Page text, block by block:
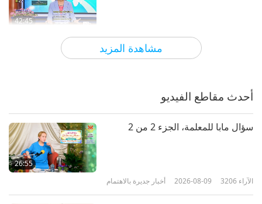
realized, in Heaven’s infinite benevolence.
مشاهدة المزيد
42:45
أخبار جديرة بالاهتمام 2023-10-31
أحدث مقاطع الفيديو
26:55
سؤال مابا للمعلمة، الجزء 2 من 2
أخبار جديرة بالاهتمام 2026-08-09 3206 الآراء